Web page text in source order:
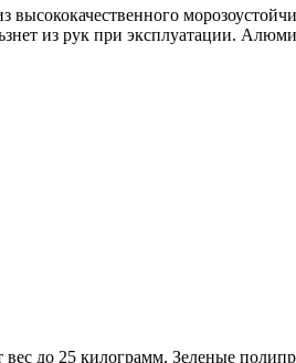
из рук при эксплуатации.
до 25 килограмм. Зеленые